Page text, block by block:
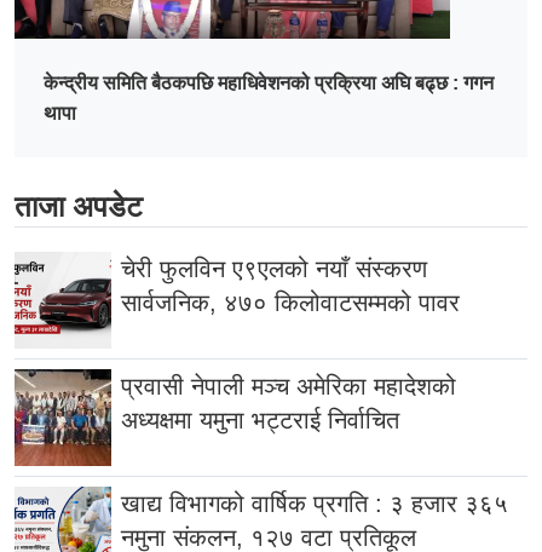
केन्द्रीय समिति बैठकपछि महाधिवेशनको प्रक्रिया अघि बढ्छ : गगन
थापा
ताजा अपडेट
चेरी फुलविन ए९एलको नयाँ संस्करण
सार्वजनिक, ४७० किलोवाटसम्मको पावर
प्रवासी नेपाली मञ्च अमेरिका महादेशको
अध्यक्षमा यमुना भट्टराई निर्वाचित
खाद्य विभागको वार्षिक प्रगति : ३ हजार ३६५
नमुना संकलन, १२७ वटा प्रतिकूल